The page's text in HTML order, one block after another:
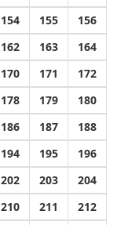
154 155
156
162 163
164
170 171
172
178 179
180
186 187
188
194 195
196
202 203
204
210 211
212